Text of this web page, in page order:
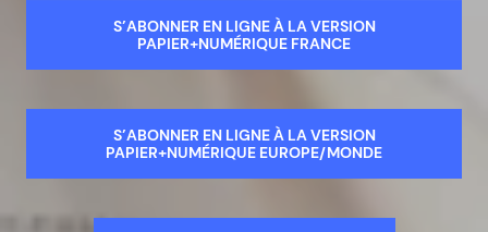
S’ABONNER EN LIGNE À LA VERSION
PAPIER+NUMÉRIQUE FRANCE
S’ABONNER EN LIGNE À LA VERSION
PAPIER+NUMÉRIQUE EUROPE/MONDE